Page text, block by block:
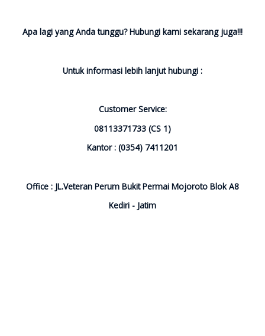
Apa lagi yang Anda tunggu? Hubungi kami sekarang juga!!!
Untuk informasi lebih lanjut hubungi :
Customer Service:
08113371733 (CS 1)
Kantor : (0354) 7411201
Office : JL.Veteran Perum Bukit Permai Mojoroto Blok A8
Kediri - Jatim